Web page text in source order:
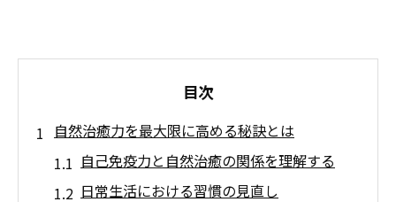
目次
自然治癒力を最大限に高める秘訣とは
自己免疫力と自然治癒の関係を理解する
日常生活における習慣の見直し